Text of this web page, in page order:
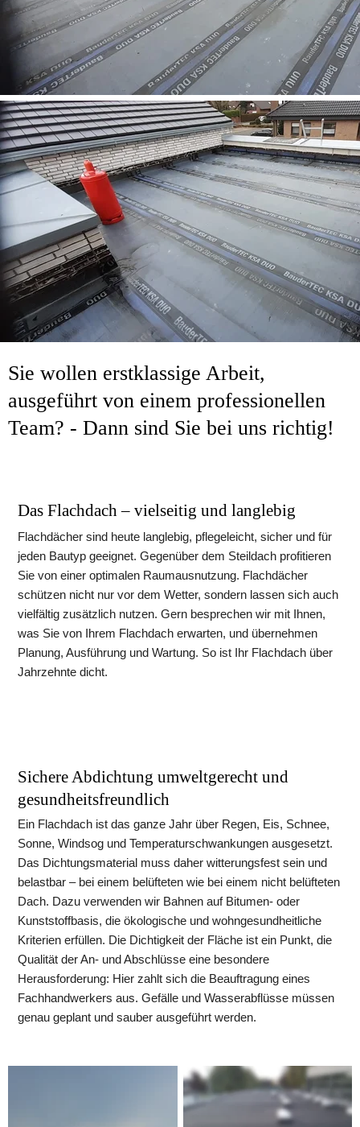
Sie wollen erstklassige Arbeit,
ausgeführt von einem professionellen
Team? - Dann sind Sie bei uns richtig!
Das Flachdach – vielseitig und langlebig
Flachdächer sind heute langlebig, pflegeleicht, sicher und für
jeden Bautyp geeignet. Gegenüber dem Steildach profitieren
Sie von einer optimalen Raumausnutzung. Flachdächer
schützen nicht nur vor dem Wetter, sondern lassen sich auch
vielfältig zusätzlich nutzen. Gern besprechen wir mit Ihnen,
was Sie von Ihrem Flachdach erwarten, und übernehmen
Planung, Ausführung und Wartung. So ist Ihr Flachdach über
Jahrzehnte dicht.
Sichere Abdichtung umweltgerecht und
gesundheitsfreundlich
Ein Flachdach ist das ganze Jahr über Regen, Eis, Schnee,
Sonne, Windsog und Temperaturschwankungen ausgesetzt.
Das Dichtungsmaterial muss daher witterungsfest sein und
belastbar – bei einem belüfteten wie bei einem nicht belüfteten
Dach. Dazu verwenden wir Bahnen auf Bitumen- oder
Kunststoffbasis, die ökologische und wohngesundheitliche
Kriterien erfüllen. Die Dichtigkeit der Fläche ist ein Punkt, die
Qualität der An- und Abschlüsse eine besondere
Herausforderung: Hier zahlt sich die Beauftragung eines
Fachhandwerkers aus. Gefälle und Wasserabflüsse müssen
genau geplant und sauber ausgeführt werden.